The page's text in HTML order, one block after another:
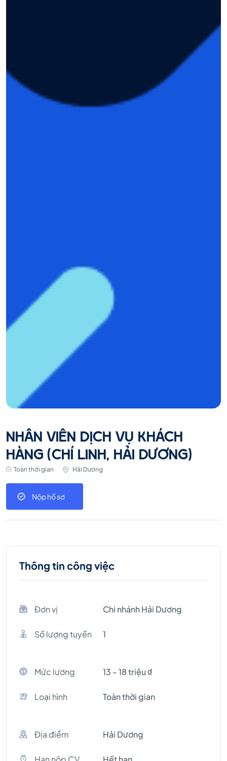
NHÂN VIÊN DỊCH VỤ KHÁCH
HÀNG (CHÍ LINH, HẢI DƯƠNG)
Toàn thời gian Hải Dương
Nộp hồ sơ
Thông tin công việc
Đơn vị Chi nhánh Hải Dương
Số lượng tuyền 1
Mức lương 13 - 18 triệu ₫
Loại hình Toàn thời gian
Địa điểm Hải Dương